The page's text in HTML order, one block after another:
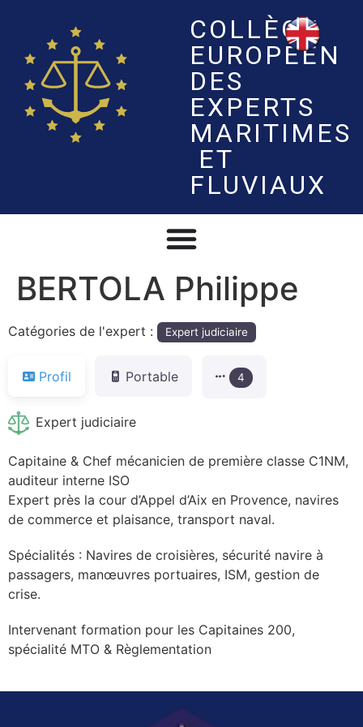
COLLÈGE
EUROPÉEN
DES
EXPERTS
MARITIMES
ET
FLUVIAUX
BERTOLA Philippe
Catégories de l'expert : Expert judiciaire
Profil Portable 4
Expert judiciaire
Capitaine & Chef mécanicien de première classe C1NM,
auditeur interne ISO
Expert près la cour d’Appel d’Aix en Provence, navires
de commerce et plaisance, transport naval.
Spécialités : Navires de croisières, sécurité navire à
passagers, manœuvres portuaires, ISM, gestion de
crise.
Intervenant formation pour les Capitaines 200,
spécialité MTO & Règlementation